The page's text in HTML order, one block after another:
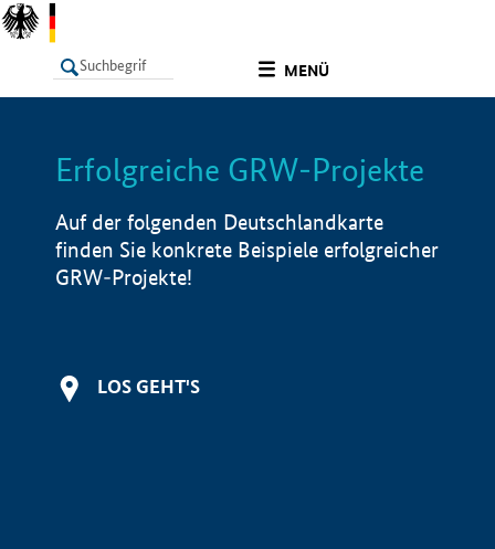
MENÜ
LISTE Info
Erfolgreiche GRW-Projekte
Auf der folgenden Deutschlandkarte
finden Sie konkrete Beispiele erfolgreicher
GRW-Projekte!
LOS GEHT'S